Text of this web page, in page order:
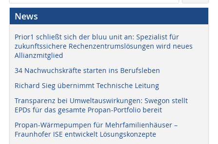
News
Prior1 schließt sich der bluu unit an: Spezialist für
zukunftssichere Rechenzentrumslösungen wird neues
Allianzmitglied
34 Nachwuchskräfte starten ins Berufsleben
Richard Sieg übernimmt Technische Leitung
Transparenz bei Umweltauswirkungen: Swegon stellt
EPDs für das gesamte Propan-Portfolio bereit
Propan-Wärmepumpen für Mehrfamilienhäuser –
Fraunhofer ISE entwickelt Lösungskonzepte